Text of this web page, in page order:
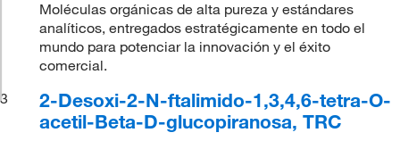
Moléculas orgánicas de alta pureza y estándares
analíticos, entregados estratégicamente en todo el
mundo para potenciar la innovación y el éxito
comercial.
3
2-Desoxi-2-N-ftalimido-1,3,4,6-tetra-O-
acetil-Beta-D-glucopiranosa, TRC